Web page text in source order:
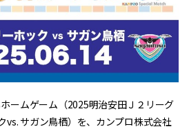
ームゲーム（2025明治安田Ｊ２リーグ
vs. サガン鳥栖）を、カンプロ株式会社